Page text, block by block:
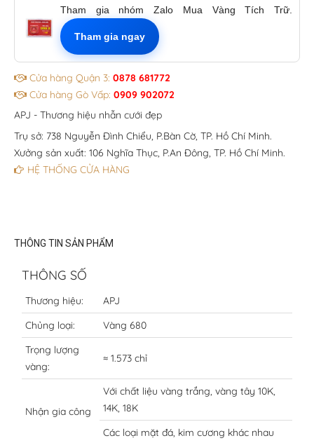
Tham gia nhóm Zalo Mua Vàng Tích Trữ.
Tham gia ngay
Cửa hàng Quận 3: 0878 681772
Cửa hàng Gò Vấp: 0909 902072
APJ - Thương hiệu nhẫn cưới đẹp
Trụ sở: 738 Nguyễn Đình Chiểu, P.Bàn Cờ, TP. Hồ Chí Minh.
Xưởng sản xuất: 106 Nghĩa Thục, P.An Đông, TP. Hồ Chí Minh.
HỆ THỐNG CỬA HÀNG
THÔNG TIN SẢN PHẨM
THÔNG SỐ
Thương hiệu:
APJ
Chủng loại:
Vàng 680
Trọng lượng
vàng:
≈ 1.573 chỉ
Nhận gia công
Với chất liệu vàng trắng, vàng tây 10K,
14K, 18K
Các loại mặt đá, kim cương khác nhau